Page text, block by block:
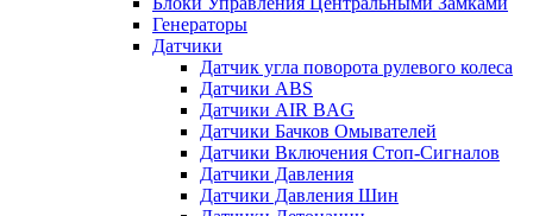
Генераторы
Датчики
Датчик угла поворота рулевого колеса
Датчики ABS
Датчики AIR BAG
Датчики Бачков Омывателей
Датчики Включения Стоп-Сигналов
Датчики Давления
Датчики Давления Шин